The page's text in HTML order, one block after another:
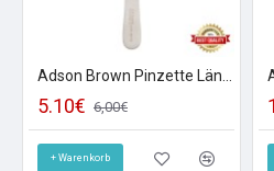
5.10€ 6,00€
+ Warenkorb